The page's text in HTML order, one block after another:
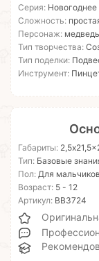
Серия: Новогоднее
Сложность:
Персонаж:
Тип творчества:
Тип поделки:
Инструмент:
Габариты:
Тип: Базовые
Пол: Для
Возраст: 5 - 12
Артикул: ВВ3724